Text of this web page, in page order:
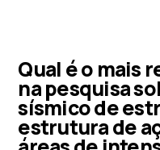
Qual é o mais
na pesquisa
sísmico de
estrutura de